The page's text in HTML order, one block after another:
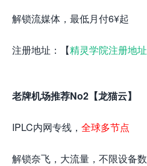
解锁流媒体，最低月付6¥起
注册地址：【精灵学院注册地址
老牌机场推荐No2【龙猫云】
IPLC内网专线， 全球多节点
解锁奈飞，大流量，不限设备数